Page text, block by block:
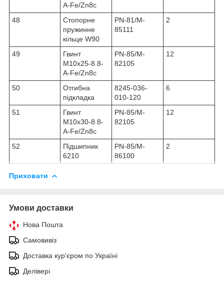
A-Fe/Zn8c
48
Стопорне
пружинне
кільце W90
PN-81/M-
85111
2
49
Гвинт
M10x25-8.8-
A-Fe/Zn8c
PN-85/M-
82105
12
50
Отгибна
підкладка
8245-036-
010-120
6
51
Гвинт
M10x30-8.8-
A-Fe/Zn8c
PN-85/M-
82105
12
52
Підшипник
6210
PN-85/M-
86100
2
Приховати
Умови доставки
Нова Пошта
Самовивіз
Доставка кур'єром по Україні
Делівері